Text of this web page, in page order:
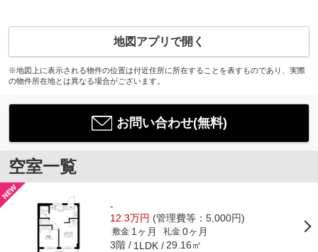
地図アプリで開く
※地図上に表示される物件の位置は付近住所に所在することを表すものであり、実際
の物件所在地とは異なる場合がございます。
お問い合わせ(無料)
空室一覧
-
12.3万円 (管理費等：5,000円)
敷金 1ヶ月 礼金 0ヶ月
3階 1LDK 29.16㎡